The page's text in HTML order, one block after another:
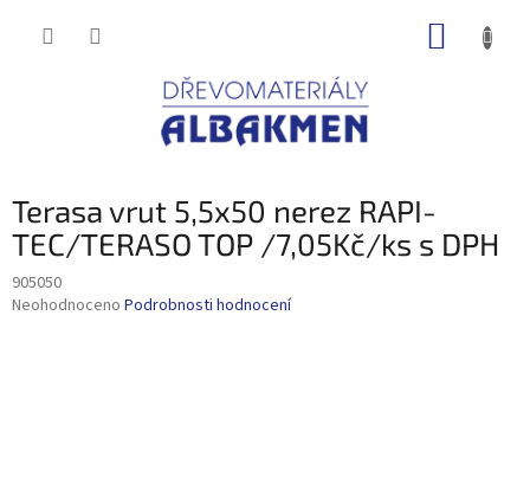
Terasa vrut 5,5x50 nerez RAPI-
TEC/TERASO TOP /7,05Kč/ks s DPH
905050
Průměrné
Neohodnoceno Podrobnosti hodnocení